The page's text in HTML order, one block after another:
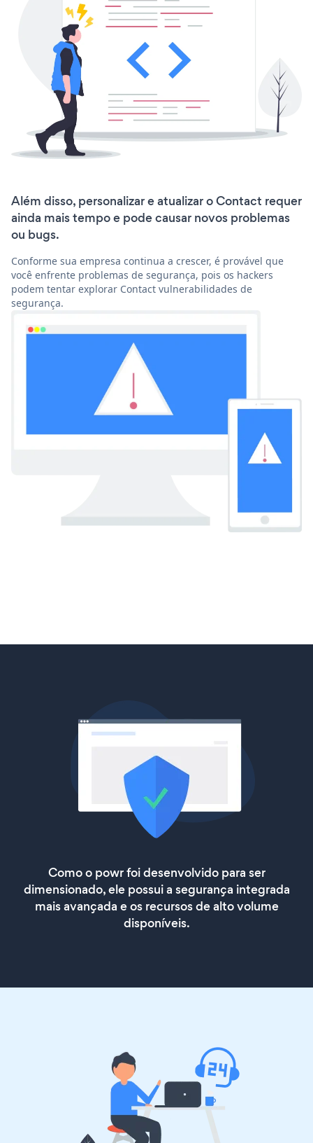
Além disso, personalizar e atualizar o Contact requer
ainda mais tempo e pode causar novos problemas
ou bugs.
Conforme sua empresa continua a crescer, é provável que
você enfrente problemas de segurança, pois os hackers
podem tentar explorar Contact vulnerabilidades de
segurança.
Como o powr foi desenvolvido para ser
dimensionado, ele possui a segurança integrada
mais avançada e os recursos de alto volume
disponíveis.